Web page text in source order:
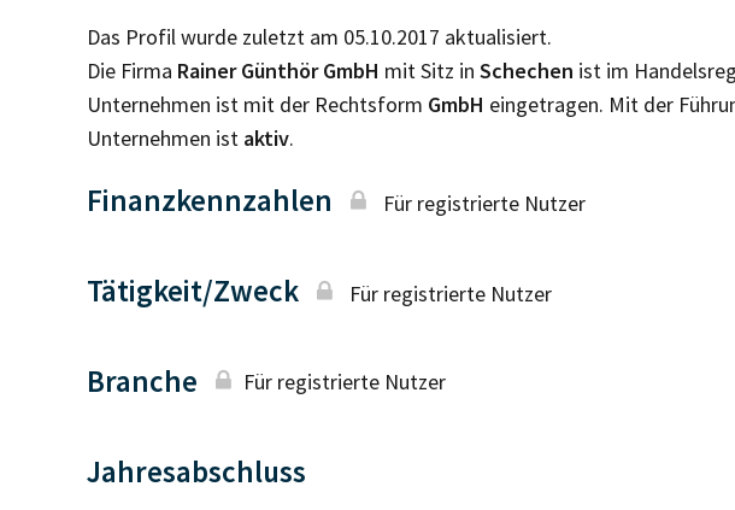
Das Profil wurde zuletzt am 05.10.2017 aktualisiert.
Die Firma Rainer Günthör GmbH mit Sitz in Schechen ist im
Unternehmen ist mit der Rechtsform GmbH eingetragen. Mit der
Unternehmen ist aktiv.
Finanzkennzahlen Für registrierte Nutzer
Tätigkeit/Zweck Für registrierte Nutzer
Branche Für registrierte Nutzer
Jahresabschluss